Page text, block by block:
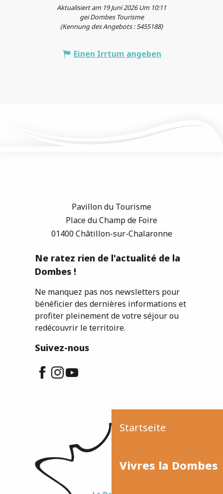
Startseite
Vivres la Dombes
Aktualisiert am 19 Juni 2026 Um 10:11
gei Dombes Tourisme
(Kennung des Angebots :5455188)
Einen Irrtum angeben
Pavillon du Tourisme
Place du Champ de Foire
01400 Châtillon-sur-Chalaronne
Ne ratez rien de l'actualité de la
Dombes !
Ne manquez pas nos newsletters pour
bénéficier des dernières informations et
profiter pleinement de votre séjour ou
redécouvrir le territoire.
Suivez-nous